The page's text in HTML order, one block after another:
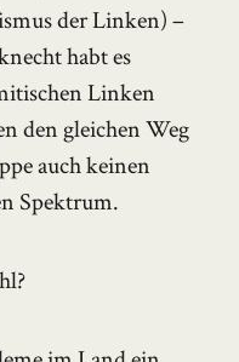
der Linken) –
habt es
Linken
den gleichen Weg
auch keinen
Spektrum.